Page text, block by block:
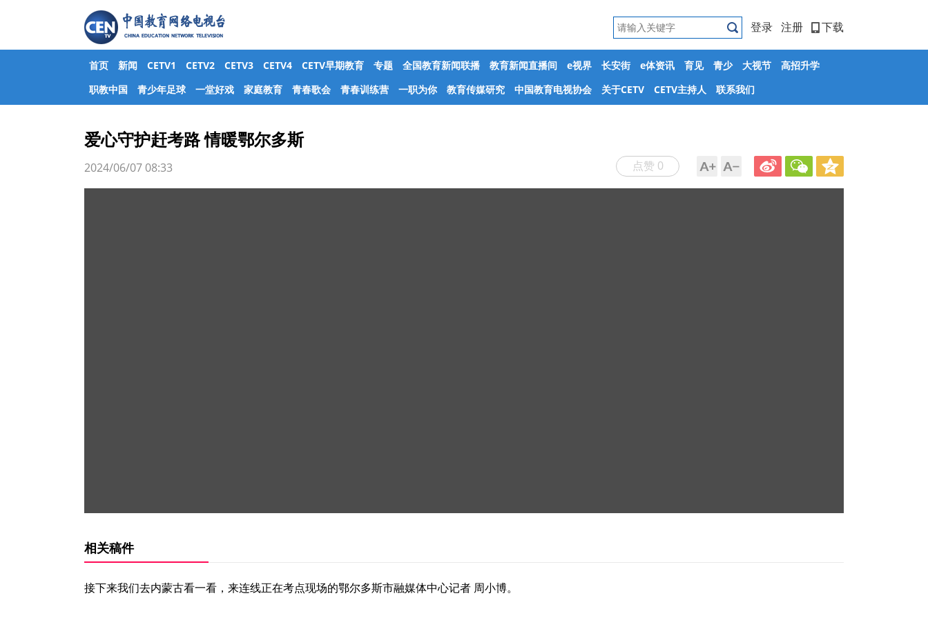
登录 注册 下载
首页 新闻 CETV1 CETV2 CETV3 CETV4 CETV早期教育 专题 全国教育新闻联播 教育新闻直播间 e视界 长安街 e体资讯 育见 青少 大视节
高招升学
职教中国
青少年足球 一堂好戏 家庭教育 青春歌会 青春训练营 一职为你 教育传媒研究 中国教育电视协会 关于CETV CETV主持人 联系我们
爱心守护赶考路 情暖鄂尔多斯
点赞 0
2024/06/07 08:33
相关稿件
接下来我们去内蒙古看一看，来连线正在考点现场的鄂尔多斯市融媒体中心记者 周小博。